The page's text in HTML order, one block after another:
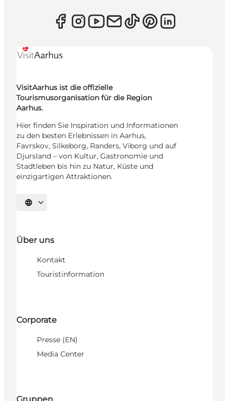
VisitAarhus ist die offizielle
Tourismusorganisation für die Region
Aarhus.
Hier finden Sie Inspiration und Informationen
zu den besten Erlebnissen in Aarhus,
Favrskov, Silkeborg, Randers, Viborg und auf
Djursland – von Kultur, Gastronomie und
Stadtleben bis hin zu Natur, Küste und
einzigartigen Attraktionen.
Sprache auswählen
Über uns
Kontakt
Touristinformation
Corporate
Presse (EN)
Media Center